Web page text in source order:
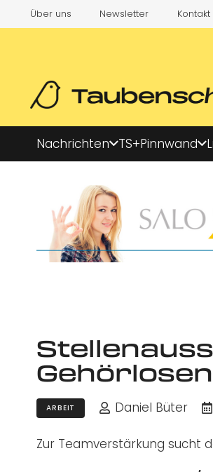
Über uns Newsletter Kontakt
Nachrichten TS+Pinnwand
ARBEIT Daniel Büter
Zur Teamverstärkung sucht